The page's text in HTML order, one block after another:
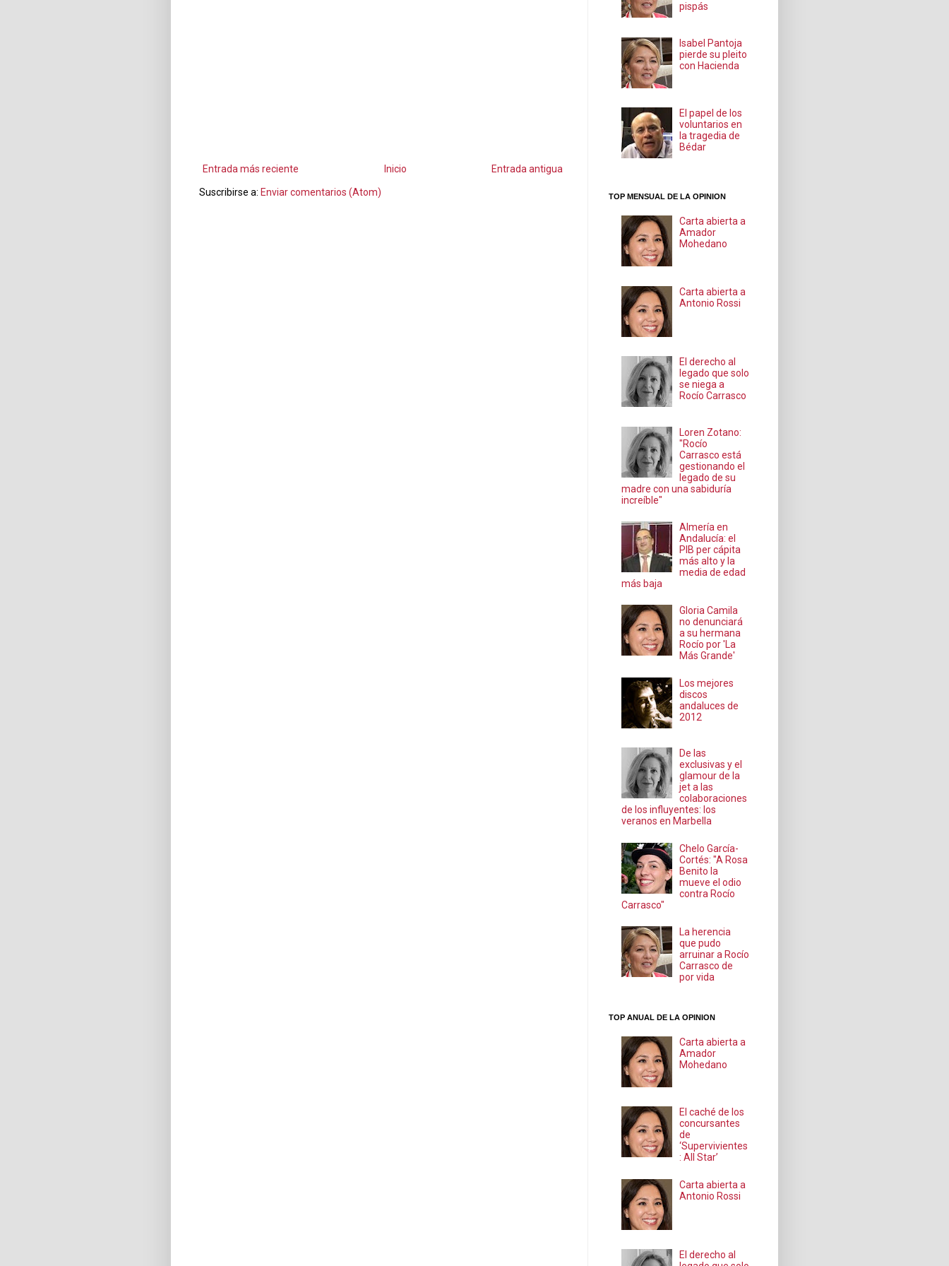
Entrada más reciente Entrada antigua
Inicio
Suscribirse a: Enviar comentarios (Atom)
pispás
Isabel Pantoja
pierde su pleito
con Hacienda
El papel de los
voluntarios en
la tragedia de
Bédar
TOP MENSUAL DE LA OPINION
Carta abierta a
Amador
Mohedano
Carta abierta a
Antonio Rossi
El derecho al
legado que solo
se niega a
Rocío Carrasco
Loren Zotano:
"Rocío
Carrasco está
gestionando el
legado de su
madre con una sabiduría
increíble"
Almería en
Andalucía: el
PIB per cápita
más alto y la
media de edad
más baja
Gloria Camila
no denunciará
a su hermana
Rocío por 'La
Más Grande'
Los mejores
discos
andaluces de
2012
De las
exclusivas y el
glamour de la
jet a las
colaboraciones
de los influyentes: los
veranos en Marbella
Chelo García-
Cortés: "A Rosa
Benito la
mueve el odio
contra Rocío
Carrasco"
La herencia
que pudo
arruinar a Rocío
Carrasco de
por vida
TOP ANUAL DE LA OPINION
Carta abierta a
Amador
Mohedano
El caché de los
concursantes
de
‘Supervivientes
: All Star’
Carta abierta a
Antonio Rossi
El derecho al